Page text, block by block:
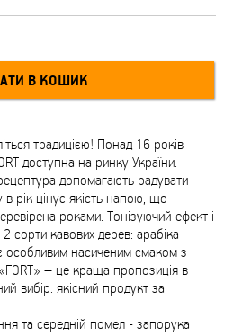
традицією! Понад 16 років
доступна на ринку України.
допомагають радувати
рік цінує якість напою, що
роками. Тонізуючий ефект і
сорти кавових дерев: арабіка і
особливим насиченим смаком з
– це краща пропозиція в
вибір: якісний продукт за
та середній помел - запорука